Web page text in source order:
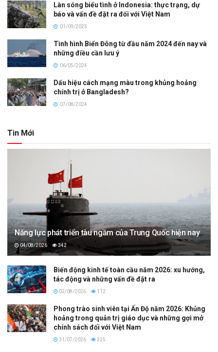
Làn sóng biểu tình ở Indonesia: thực trạng, dự
báo và vấn đề đặt ra đối với Việt Nam
01/09/2025
Tình hình Biển Đông từ đầu năm 2024 đến nay và
những điều cần lưu ý
06/05/2024
Dấu hiệu cách mạng màu trong khủng hoảng
chính trị ở Bangladesh?
07/08/2024
Tin Mới
Năng lực phát triển tàu ngầm của Trung Quốc hiện nay
04/08/2026 342
Biến động kinh tế toàn cầu năm 2026: xu hướng,
tác động và những vấn đề đặt ra
02/08/2026 112
Phong trào sinh viên tại Ấn Độ năm 2026: Khủng
hoảng trong quản trị giáo dục và những gợi mở
chính sách đối với Việt Nam
31/07/2026 325